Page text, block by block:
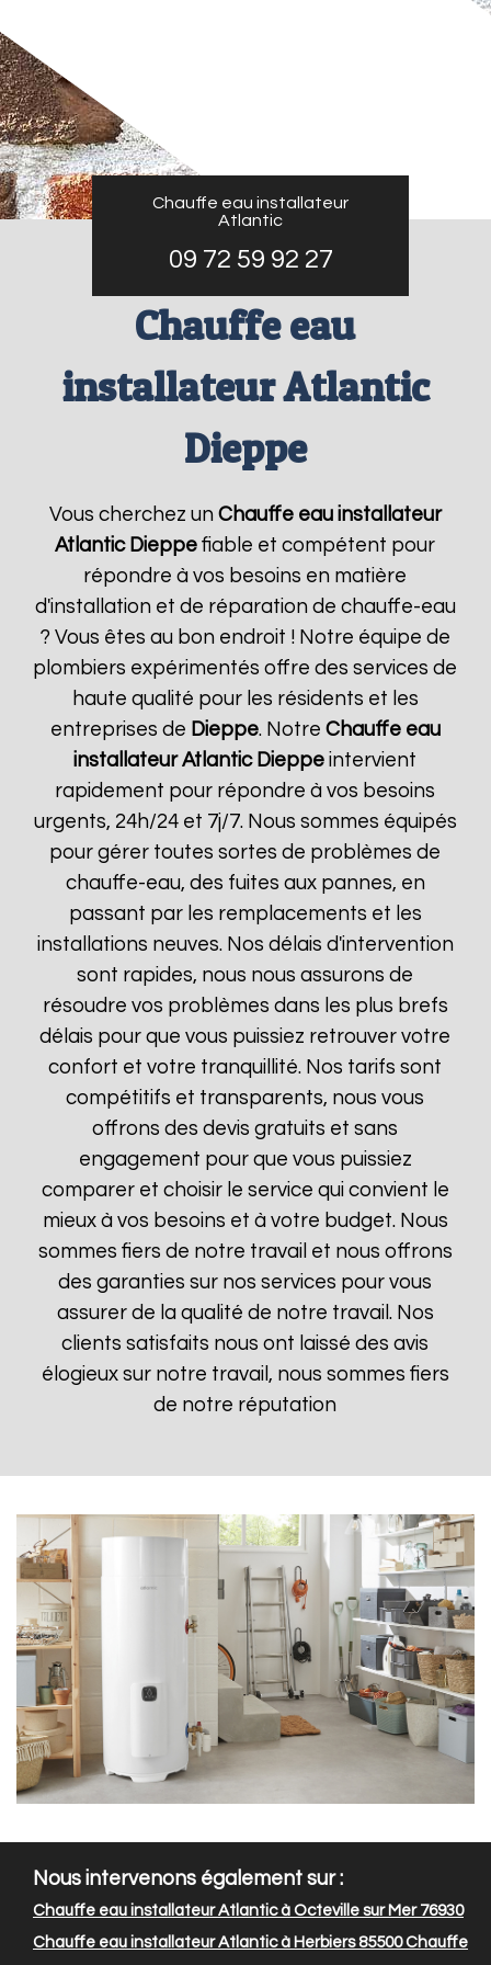
Chauffe eau installateur
Atlantic
09 72 59 92 27
Chauffe eau
installateur Atlantic
Dieppe
Vous cherchez un Chauffe eau installateur
Atlantic Dieppe fiable et compétent pour
répondre à vos besoins en matière
d'installation et de réparation de chauffe-eau
? Vous êtes au bon endroit ! Notre équipe de
plombiers expérimentés offre des services de
haute qualité pour les résidents et les
entreprises de Dieppe. Notre Chauffe eau
installateur Atlantic Dieppe intervient
rapidement pour répondre à vos besoins
urgents, 24h/24 et 7j/7. Nous sommes équipés
pour gérer toutes sortes de problèmes de
chauffe-eau, des fuites aux pannes, en
passant par les remplacements et les
installations neuves. Nos délais d'intervention
sont rapides, nous nous assurons de
résoudre vos problèmes dans les plus brefs
délais pour que vous puissiez retrouver votre
confort et votre tranquillité. Nos tarifs sont
compétitifs et transparents, nous vous
offrons des devis gratuits et sans
engagement pour que vous puissiez
comparer et choisir le service qui convient le
mieux à vos besoins et à votre budget. Nous
sommes fiers de notre travail et nous offrons
des garanties sur nos services pour vous
assurer de la qualité de notre travail. Nos
clients satisfaits nous ont laissé des avis
élogieux sur notre travail, nous sommes fiers
de notre réputation
Nous intervenons également sur :
Chauffe eau installateur Atlantic à Octeville sur Mer 76930
Chauffe eau installateur Atlantic à Herbiers 85500Chauffe